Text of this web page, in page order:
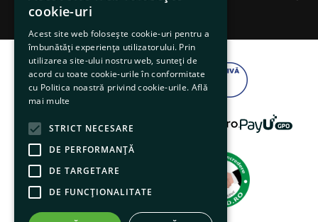
cookie-uri
Acest site web folosește cookie-uri pentru a
îmbunătăți experiența utilizatorului. Prin
utilizarea site-ului nostru web, sunteți de
acord cu toate cookie-urile în conformitate
cu Politica noastră privind cookie-urile. Află
mai multe
STRICT NECESARE
DE PERFORMANȚĂ
DE TARGETARE
DE FUNCŢIONALITATE